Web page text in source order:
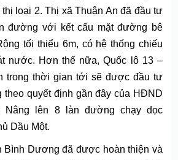
loại 2. Thị xã Thuận An đã đầu tư
đường với kết cấu mặt đường bê
tối thiểu 6m, có hệ thống chiếu
nước. Hơn thế nữa, Quốc lô 13 –
trong thời gian tới sẽ được đầu tư
theo quyết định gần đây của HĐND
Nâng lên 8 làn đường chạy dọc
Dầu Một.
Bình Dương đã được hoàn thiện và